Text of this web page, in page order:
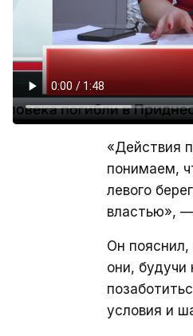
«Действия
понимаем,
левого
властью», —
Он пояснил,
они,
условия и